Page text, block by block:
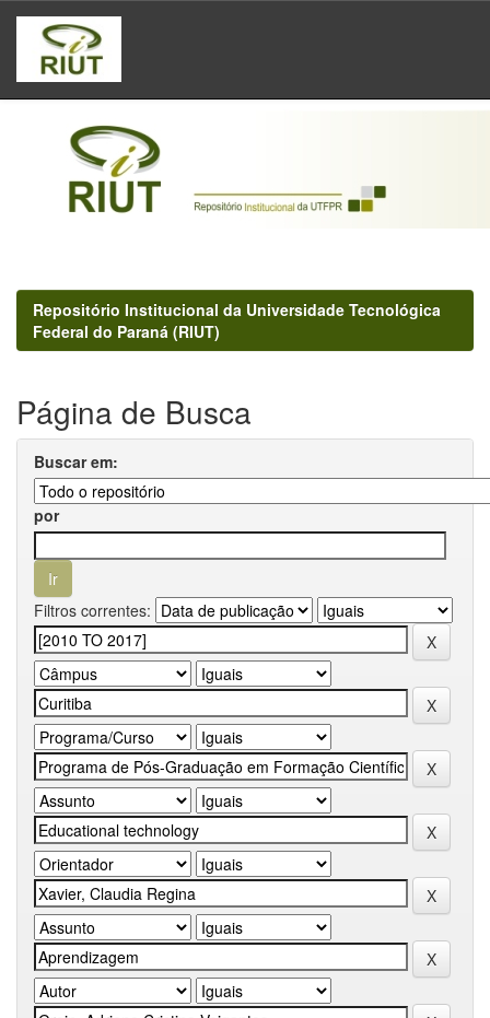
Skip
navigation
Repositório Institucional da Universidade Tecnológica
Federal do Paraná (RIUT)
Página de Busca
Buscar em:
por
Filtros correntes: